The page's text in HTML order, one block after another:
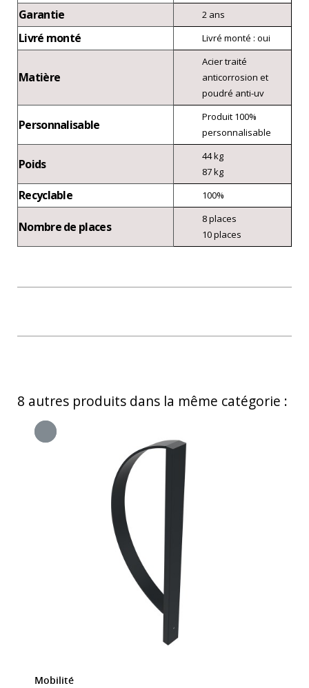
Garantie 2 ans
Livré monté Livré monté : oui
Matière
Acier traité
anticorrosion et
poudré anti-uv
Personnalisable
Produit 100%
personnalisable
Poids
44 kg
87 kg
Recyclable 100%
Nombre de places
8 places
10 places
8 autres produits dans la même catégorie :
Mobilité